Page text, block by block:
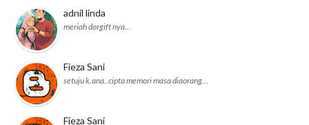
adnil linda
meriah dorgift nya...
Fieza Sani
setuju k.ana..cipta memori masa diaorang…
Fieza Sani